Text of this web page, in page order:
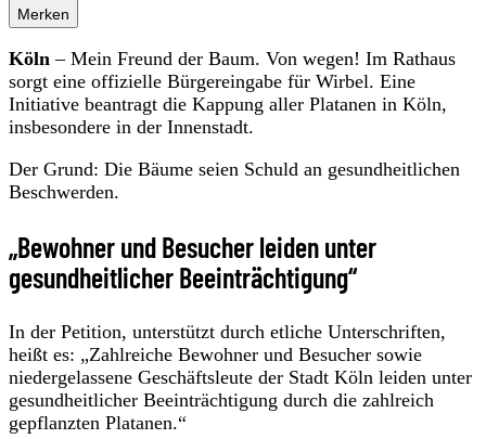
Merken
Köln – Mein Freund der Baum. Von wegen! Im Rathaus
sorgt eine offizielle Bürgereingabe für Wirbel. Eine
Initiative beantragt die Kappung aller Platanen in Köln,
insbesondere in der Innenstadt.
Der Grund: Die Bäume seien Schuld an gesundheitlichen
Beschwerden.
„Bewohner und Besucher leiden unter
gesundheitlicher Beeinträchtigung“
In der Petition, unterstützt durch etliche Unterschriften,
heißt es: „Zahlreiche Bewohner und Besucher sowie
niedergelassene Geschäftsleute der Stadt Köln leiden unter
gesundheitlicher Beeinträchtigung durch die zahlreich
gepflanzten Platanen.“